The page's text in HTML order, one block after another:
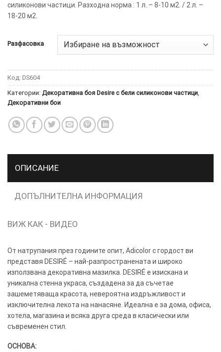
силиконови частици. Разходна норма : 1 л. – 8-10 м2. / 2 л. –
18-20 м2.
Разфасовка
Код: DS604
Категории: Декоративна боя Desire с бели силиконови частици
Декоративни бои
ОПИСАНИЕ
ДОПЪЛНИТЕЛНА ИНФОРМАЦИЯ
ВИЖ КАК - ВИДЕО
От натрупания през годините опит, Adicolor с гордост ви
представя DESIRÉ – най-разпространената и широко
използвана декоративна мазилка. DESIRÉ е изискана и
уникална стенна украса, създадена за да съчетае
зашеметяваща красота, невероятна издръжливост и
изключителна лекота на нанасяне. Идеална е за дома, офиса,
хотела, магазина и всяка друга среда в класически или
съвременен стил.
ОСНОВА:
× ТОЗИ
ИЗПОЛЗВА
БИСКВИТКИ.
МОЖЕТЕ
ДА
НАМЕРИТЕ
Google